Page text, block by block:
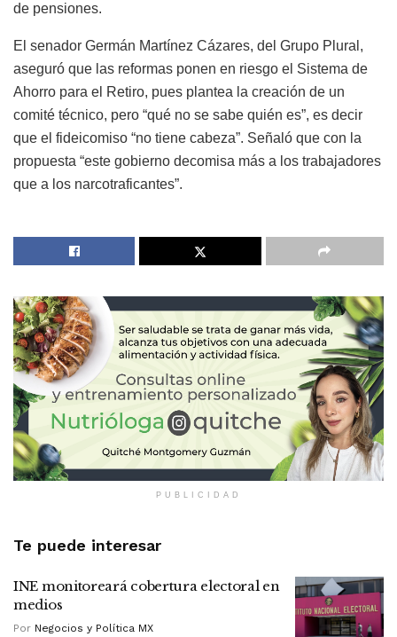
de pensiones.
El senador Germán Martínez Cázares, del Grupo Plural,
aseguró que las reformas ponen en riesgo el Sistema de
Ahorro para el Retiro, pues plantea la creación de un
comité técnico, pero “qué no se sabe quién es”, es decir
que el fideicomiso “no tiene cabeza”. Señaló que con la
propuesta “este gobierno decomisa más a los trabajadores
que a los narcotraficantes”.
PUBLICIDAD
Te puede interesar
INE monitoreará cobertura electoral en
medios
Por Negocios y Política MX